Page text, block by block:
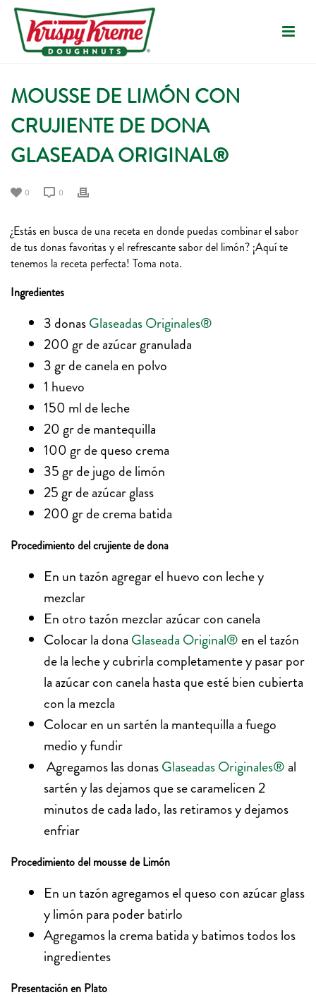
MOUSSE DE LIMÓN CON
CRUJIENTE DE DONA
GLASEADA ORIGINAL®
0 0
¿Estás en busca de una receta en donde puedas combinar el sabor
de tus donas favoritas y el refrescante sabor del limón? ¡Aquí te
tenemos la receta perfecta! Toma nota.
Ingredientes
3 donasGlaseadas Originales®
200 gr de azúcar granulada
3 gr de canela en polvo
1 huevo
150 ml de leche
20 gr de mantequilla
100 gr de queso crema
35 gr de jugo de limón
25 gr de azúcar glass
200 gr de crema batida
Procedimiento del crujiente de dona
En un tazón agregar el huevo con leche y
mezclar
En otro tazón mezclar azúcar con canela
Colocar la dona Glaseada Original®en el tazón
de la leche y cubrirla completamente y pasar por
la azúcar con canela hasta que esté bien cubierta
con la mezcla
Colocar en un sartén la mantequilla a fuego
medio y fundir
Agregamos las donasGlaseadas Originales®al
sartén y las dejamos que se caramelicen 2
minutos de cada lado, las retiramos y dejamos
enfriar
Procedimiento del mousse de Limón
En un tazón agregamos el queso con azúcar glass
y limón para poder batirlo
Agregamos la crema batida y batimos todos los
ingredientes
Presentación en Plato